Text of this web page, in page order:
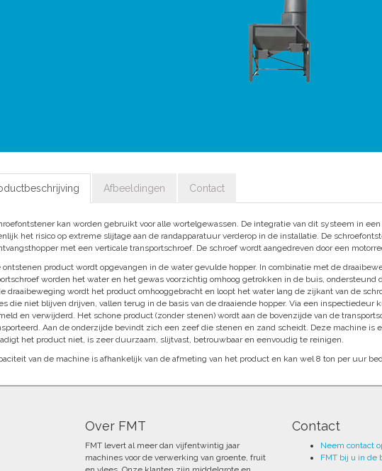
Afbeeldingen Contact
kan worden gebruikt voor alle wortelgewassen. De integratie van dit systeem in
het risico op extreme slijtage aan de randapparatuur verderop in de installatie. De
met een verticale transportschroef. De schroef wordt aangedreven door een
ontstenen product wordt opgevangen in de water gevulde hopper. In combinatie met de
worden het water en het gewas voorzichtig omhoog getrokken in de buis, ondersteund
draaibeweging wordt het product omhooggebracht en loopt het water lang de zijkant van de
die niet blijven drijven, vallen terug in de basis van de draaiende hopper. Via een inspectiedeur
en verwijderd. Het schone product (zonder stenen) wordt aan de bovenzijde van de
Aan de onderzijde bevindt zich een zeef die stenen en zand scheidt. Deze machine is
het product niet, is zeer duurzaam, slijtvast, betrouwbaar en eenvoudig te reinigen.
van de machine is afhankelijk van de afmeting van het product en kan wel 8 ton per uur
Over FMT
FMT levert al meer dan vijfentwintig jaar
machines voor de verwerking van groente, fruit
Contact
Neem contact
FMT bij u in de